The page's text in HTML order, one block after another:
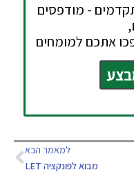
ספרים מתקדמים - מודפסים
אתכם למומחים
למאמר הבא
מבוא לפונקציה LET